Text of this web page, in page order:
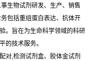
生物试剂研发、生产、销售
包括重组蛋白表达、抗体开
。旨在为生命科学领域的科研
的技术服务。
对,检测试剂盒、胶体金试剂